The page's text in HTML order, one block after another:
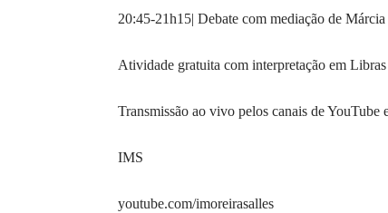
20:45-21h15| Debate com mediação de
Atividade gratuita com interpretação em
Transmissão ao vivo pelos canais de YouTube
IMS
youtube.com/imoreirasalles